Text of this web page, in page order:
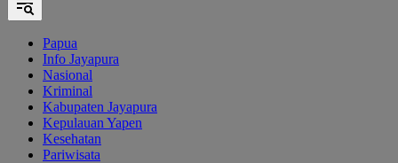
Papua
Info Jayapura
Nasional
Kriminal
Kabupaten Jayapura
Kepulauan Yapen
Kesehatan
Pariwisata